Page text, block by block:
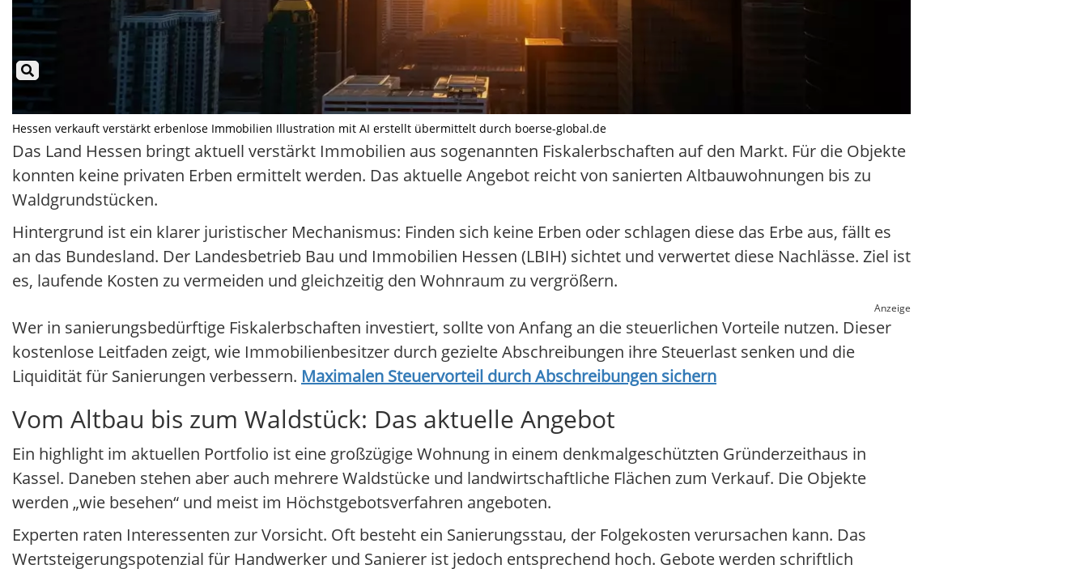
Hessen verkauft verstärkt erbenlose Immobilien Illustration mit AI erstellt übermittelt durch boerse-global.de
Das Land Hessen bringt aktuell verstärkt Immobilien aus sogenannten Fiskalerbschaften auf den Markt. Für die Objekte
konnten keine privaten Erben ermittelt werden. Das aktuelle Angebot reicht von sanierten Altbauwohnungen bis zu
Waldgrundstücken.
Hintergrund ist ein klarer juristischer Mechanismus: Finden sich keine Erben oder schlagen diese das Erbe aus, fällt es
an das Bundesland. Der Landesbetrieb Bau und Immobilien Hessen (LBIH) sichtet und verwertet diese Nachlässe. Ziel ist
es, laufende Kosten zu vermeiden und gleichzeitig den Wohnraum zu vergrößern.
Anzeige
Wer in sanierungsbedürftige Fiskalerbschaften investiert, sollte von Anfang an die steuerlichen Vorteile nutzen. Dieser
kostenlose Leitfaden zeigt, wie Immobilienbesitzer durch gezielte Abschreibungen ihre Steuerlast senken und die
Liquidität für Sanierungen verbessern. Maximalen Steuervorteil durch Abschreibungen sichern
Vom Altbau bis zum Waldstück: Das aktuelle Angebot
Ein highlight im aktuellen Portfolio ist eine großzügige Wohnung in einem denkmalgeschützten Gründerzeithaus in
Kassel. Daneben stehen aber auch mehrere Waldstücke und landwirtschaftliche Flächen zum Verkauf. Die Objekte
werden „wie besehen“ und meist im Höchstgebotsverfahren angeboten.
Experten raten Interessenten zur Vorsicht. Oft besteht ein Sanierungsstau, der Folgekosten verursachen kann. Das
Wertsteigerungspotenzial für Handwerker und Sanierer ist jedoch entsprechend hoch. Gebote werden schriftlich